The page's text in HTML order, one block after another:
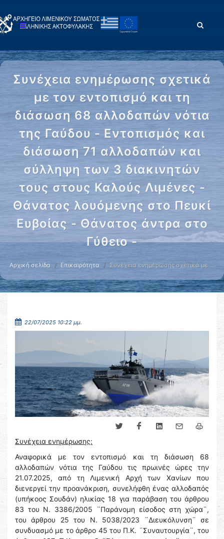
Συνέχεια ενημέρωσης σχετικά
με τον εντοπισμό και τη
διάσωση 68 αλλοδαπών νότια
της Γαύδου - Εντοπισμός και
διάσωση 71 αλλοδαπών και
σύλληψη των 3 διακινητών
τους στους Καλούς Λιμένες -
Θάνατος λουόμενης στο Πευκί
Ευβοίας - Θάνατος άντρα στο
Γύθειο -
Αρχική σελίδα Επικαιρότητα Συνέχεια ενημέρωσης σχετικά με …
22/07/2025 10:22 μμ.
Συνέχεια ενημέρωσης:
Αναφορικά με τον εντοπισμό και τη διάσωση 68
αλλοδαπών νότια της Γαύδου τις πρωινές ώρες την
21.07.2025, από τη Λιμενική Αρχή των Χανίων που
διενεργεί την προανάκριση, συνελήφθη ένας αλλοδαπός
(υπήκοος Σουδάν) ηλικίας 18 για παράβαση του άρθρου
83 του Ν. 3386/2005 ¨Παράνομη είσοδος στη χώρα¨,
του άρθρου 25 του Ν. 5038/2023 ¨Διευκόλυνση¨ σε
συνδυασμό με το άρθρο 45 του Π.Κ. ¨Συναυτουργία¨, του